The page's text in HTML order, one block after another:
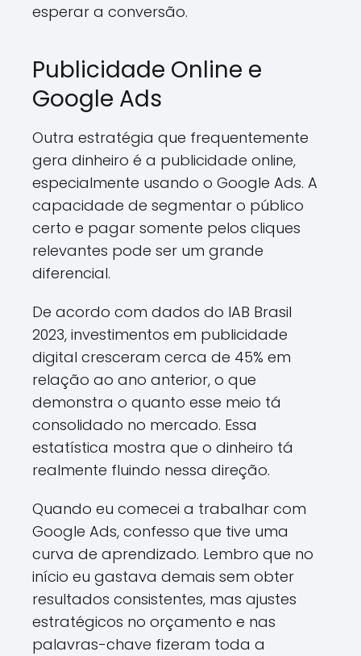
esperar a conversão.
Publicidade Online e
Google Ads
Outra estratégia que frequentemente
gera dinheiro é a publicidade online,
especialmente usando o Google Ads. A
capacidade de segmentar o público
certo e pagar somente pelos cliques
relevantes pode ser um grande
diferencial.
De acordo com dados do IAB Brasil
2023, investimentos em publicidade
digital cresceram cerca de 45% em
relação ao ano anterior, o que
demonstra o quanto esse meio tá
consolidado no mercado. Essa
estatística mostra que o dinheiro tá
realmente fluindo nessa direção.
Quando eu comecei a trabalhar com
Google Ads, confesso que tive uma
curva de aprendizado. Lembro que no
início eu gastava demais sem obter
resultados consistentes, mas ajustes
estratégicos no orçamento e nas
palavras-chave fizeram toda a